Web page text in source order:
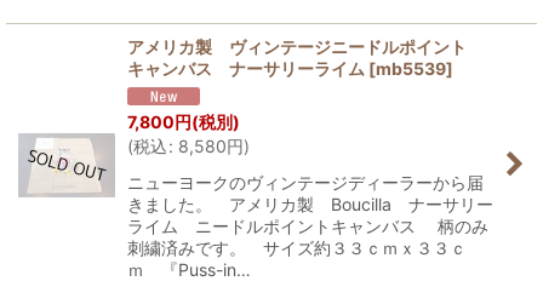
アメリカ製 ヴィンテージニードルポイント
キャンバス ナーサリーライム [mb5539]
7,800円(税別)
(税込: 8,580円)
ニューヨークのヴィンテージディーラーから届
きました。 アメリカ製 Boucilla ナーサリー
ライム ニードルポイントキャンバス 柄のみ
刺繍済みです。 サイズ約３３ｃｍｘ３３ｃ
ｍ 『Puss-in…